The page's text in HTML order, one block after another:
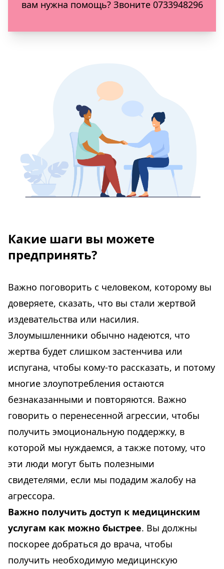
вам нужна помощь? Звоните 0733948296
Какие шаги вы можете
предпринять?
Важно поговорить с человеком, которому вы
доверяете, сказать, что вы стали жертвой
издевательства или насилия.
Злоумышленники обычно надеются, что
жертва будет слишком застенчива или
испугана, чтобы кому-то рассказать, и потому
многие злоупотребления остаются
безнаказанными и повторяются. Важно
говорить о перенесенной агрессии, чтобы
получить эмоциональную поддержку, в
которой мы нуждаемся, а также потому, что
эти люди могут быть полезными
свидетелями, если мы подадим жалобу на
агрессора.
Важно получить доступ к медицинским
услугам как можно быстрее. Вы должны
поскорее добраться до врача, чтобы
получить необходимую медицинскую